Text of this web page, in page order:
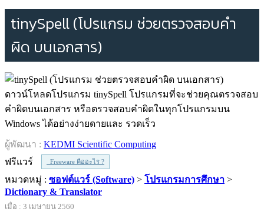
tinySpell (โปรแกรม ช่วยตรวจสอบคำ
ผิด บนเอกสาร)
ดาวน์โหลดโปรแกรม tinySpell โปรแกรมที่จะช่วยคุณตรวจสอบ
คำผิดบนเอกสาร หรือตรวจสอบคำผิดในทุกโปรแกรมบน
Windows ได้อย่างง่ายดายและ รวดเร็ว
ผู้พัฒนา : KEDMI Scientific Computing
ฟรีแวร์
Freeware คืออะไร ?
หมวดหมู่ : ซอฟต์แวร์ (Software) > โปรแกรมการศึกษา >
Dictionary & Translator
เมื่อ : 3 เมษายน 2560